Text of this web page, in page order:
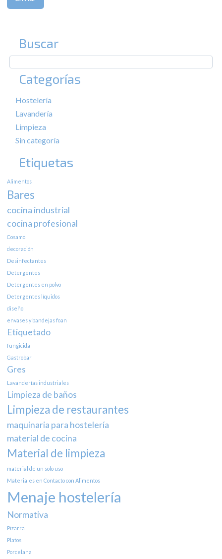
Buscar
Categorías
Hostelería
Lavandería
Limpieza
Sin categoría
Etiquetas
Alimentos
Bares
cocina industrial
cocina profesional
Cosamo
decoración
Desinfectantes
Detergentes
Detergentes en polvo
Detergentes líquidos
diseño
envases y bandejas foan
Etiquetado
fungicida
Gastrobar
Gres
Lavanderías industriales
Limpieza de baños
Limpieza de restaurantes
maquinaria para hostelería
material de cocina
Material de limpieza
material de un solo uso
Materiales en Contacto con Alimentos
Menaje hostelería
Normativa
Pizarra
Platos
Porcelana